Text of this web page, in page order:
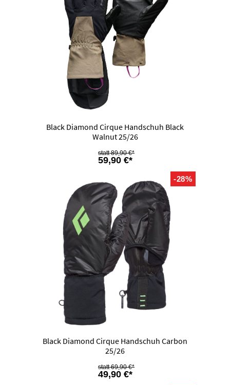
Black Diamond Cirque Handschuh Black
Walnut 25/26
59,90 €*
89,90 €*
-28%
Black Diamond Cirque Handschuh Carbon
25/26
49,90 €*
69,90 €*